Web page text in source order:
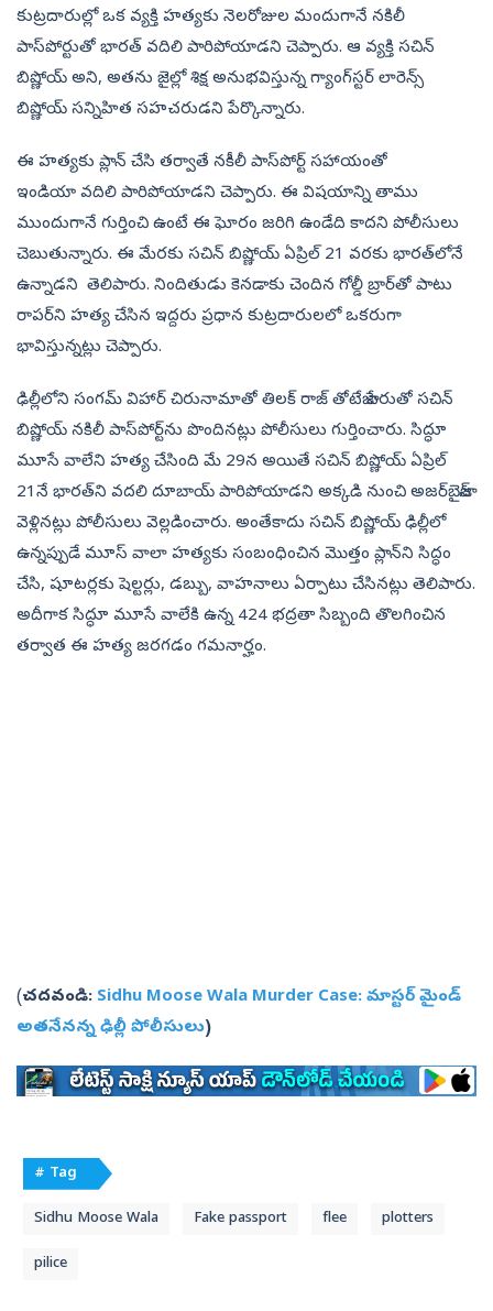
కుట్రదారుల్లో ఒక వ్యక్తి హత్యకు నెలరోజుల మందుగానే నకిలీ
పాస్‌పోర్టుతో భారత్‌​ వదిలి పారిపోయాడని చెప్పారు. ఆ వ్యక్తి సచిన్‌
బిష్ణోయ్‌ అని, అతను జైల్లో శిక్ష అనుభవిస్తున్న గ్యాంగ్‌స్టర్‌ లారెన్స్
బిష్ణోయ్‌ సన్నిహిత సహచరుడని పేర్కొన్నారు.
ఈ హత్యకు ప్లాన్‌ చేసి తర్వాతే నకీలీ పాస్‌పోర్ట్‌ సహాయంతో
ఇండియా వదిలి పారిపోయాడని చెప్పారు. ఈ విషయాన్ని తాము
ముందుగానే గుర్తించి ఉంటే ఈ ఘోరం జరిగి ఉండేది కాదని పోలీసులు
చెబుతున్నారు. ఈ మేరకు సచిన్‌ బిష్ణోయ్‌ ఏప్రిల్‌ 21 వరకు భారత్‌లోనే
ఉన్నాడని తెలిపారు. నిందితుడు కెనడాకు చెందిన గోల్డీ బ్రార్‌తో పాటు
రాపర్‌ని హత్య చేసిన ఇద్దరు ప్రధాన కుట్రదారులలో ఒకరుగా
భావిస్తున్నట్లు చెప్పారు.
ఢిల్లీలోని సంగమ్ విహార్ చిరునామాతో తిలక్ రాజ్ తోటేజా పేరుతో సచిన్
బిష్ణోయ్‌ నకిలీ పాస్‌పోర్ట్‌ను పొందినట్లు పోలీసులు గుర్తించారు. సిద్ధూ
మూసే వాలేని హత్య చేసింది మే 29న అయితే సచిన్‌ బిష్ణోయ్‌ ఏప్రిల్‌
21నే భారత్‌ని వదలి దూబాయ్‌ పారిపోయాడని అక్కడి నుంచి అజర్‌బైజాన్‌
వెళ్లినట్లు పోలీసులు వెల్లడించారు. అంతేకాదు సచిన్ బిష్ణోయ్ ఢిల్లీలో
ఉన్నప్పుడే మూస్ వాలా హత్యకు సంబంధించిన మొత్తం ప్లాన్‌ని సిద్ధం
చేసి, షూటర్లకు షెల్టర్లు, డబ్బు, వాహనాలు ఏర్పాటు చేసినట్లు తెలిపారు.
అదీగాక సిద్ధూ మూసే వాలేకి ఉన్న 424 భద్రతా సిబ్బంది తొలగించిన
తర్వాత ఈ హత్య జరగడం గమనార్హం.
(చదవండి: Sidhu Moose Wala Murder Case: మాస్టర్‌ మైండ్‌
అతనేనన్న ఢిల్లీ పోలీసులు)
# Tag
Sidhu Moose Wala Fake passport flee plotters
pilice